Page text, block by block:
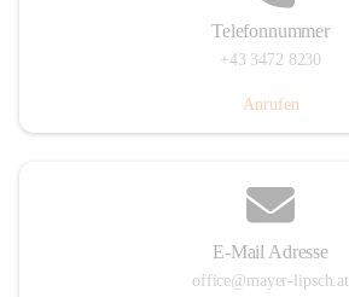
Telefonnummer
+43 3472 8230
Anrufen
E-Mail Adresse
office@mayer-lipsch.at